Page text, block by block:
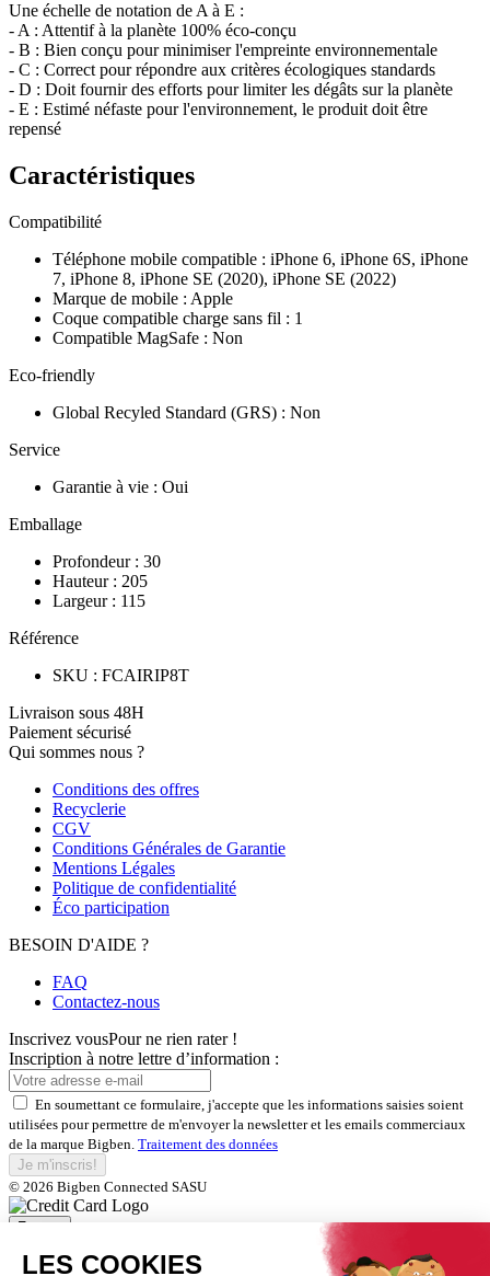
Une échelle de notation de A à E :
- A : Attentif à la planète 100% éco-conçu
- B : Bien conçu pour minimiser l'empreinte environnementale
- C : Correct pour répondre aux critères écologiques standards
- D : Doit fournir des efforts pour limiter les dégâts sur la planète
- E : Estimé néfaste pour l'environnement, le produit doit être
repensé
Caractéristiques
Compatibilité
Téléphone mobile compatible : iPhone 6, iPhone 6S, iPhone
7, iPhone 8, iPhone SE (2020), iPhone SE (2022)
Marque de mobile : Apple
Coque compatible charge sans fil : 1
Compatible MagSafe : Non
Eco-friendly
Global Recyled Standard (GRS) : Non
Service
Garantie à vie : Oui
Emballage
Profondeur : 30
Hauteur : 205
Largeur : 115
Référence
SKU : FCAIRIP8T
Livraison sous 48H
Paiement sécurisé
Qui sommes nous ?
Conditions des offres
Recyclerie
CGV
Conditions Générales de Garantie
Mentions Légales
Politique de confidentialité
Éco participation
BESOIN D'AIDE ?
FAQ
Contactez-nous
Inscrivez vousPour ne rien rater !
Inscription à notre lettre d’information :
En soumettant ce formulaire, j'accepte que les informations saisies soient
utilisées pour permettre de m'envoyer la newsletter et les emails commerciaux
de la marque Bigben. Traitement des données
Je m'inscris!
© 2026 Bigben Connected SASU
Fermer
Inscrivez-vous et bénéficiez de